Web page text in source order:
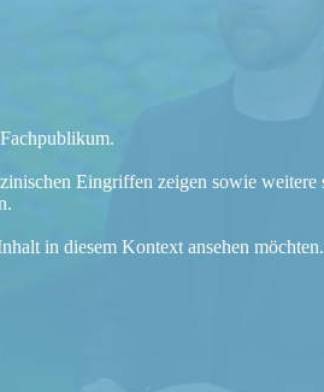
Eingriffen zeigen sowie weitere
in diesem Kontext ansehen möchten.